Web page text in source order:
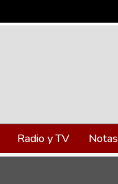
Radio y TV Notas